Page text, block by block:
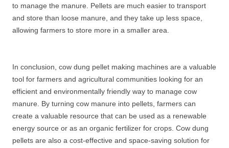
to manage the manure. Pellets are much easier to transport
and store than loose manure, and they take up less space,
allowing farmers to store more in a smaller area.
In conclusion, cow dung pellet making machines are a valuable
tool for farmers and agricultural communities looking for an
efficient and environmentally friendly way to manage cow
manure. By turning cow manure into pellets, farmers can
create a valuable resource that can be used as a renewable
energy source or as an organic fertilizer for crops. Cow dung
pellets are also a cost-effective and space-saving solution for